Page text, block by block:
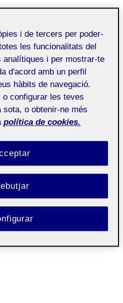
i de tercers per poder-
les funcionalitats del
analítiques i per mostrar-te
d'acord amb un perfil
hàbits de navegació.
o configurar les teves
o obtenir-ne més
política de cookies.